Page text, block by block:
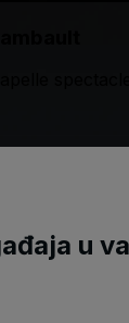
spectacles
u